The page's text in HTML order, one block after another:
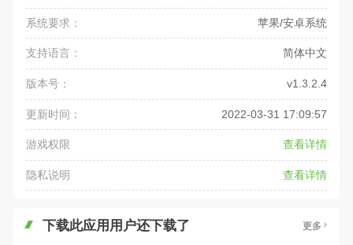
系统要求： 苹果/安卓系统
支持语言： 简体中文
版本号： v1.3.2.4
更新时间： 2022-03-31 17:09:57
游戏权限 查看详情
隐私说明 查看详情
下载此应用用户还下载了 更多